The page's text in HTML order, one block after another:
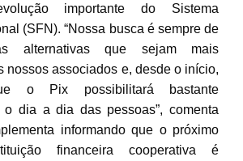
importante do Sistema
(SFN). “Nossa busca é sempre de
alternativas que sejam mais
nossos associados e, desde o início,
o Pix possibilitará bastante
o dia a dia das pessoas”, comenta
informando que o próximo
financeira cooperativa é